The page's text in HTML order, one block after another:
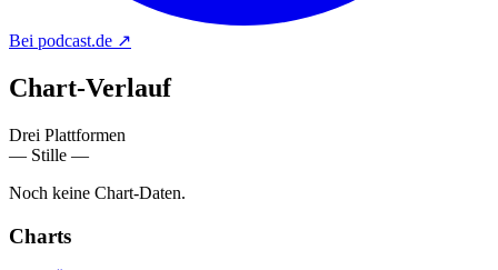
Bei podcast.de ↗
Chart-Verlauf
Drei Plattformen
— Stille —
Noch keine Chart-Daten.
Charts